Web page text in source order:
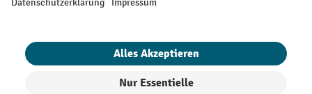
¹ Der Rabatt gilt so lange der Vorrat reicht. Der Rabatt gilt nicht auf
Erstregistrierung für den Newsletter gewährt. Der Gutschein ist 10
Tage gültig und kann ab einem Netto-Bestellwert von 250,- € online
eingelöst werden. Die Höhe des Rabatts variiert je nach